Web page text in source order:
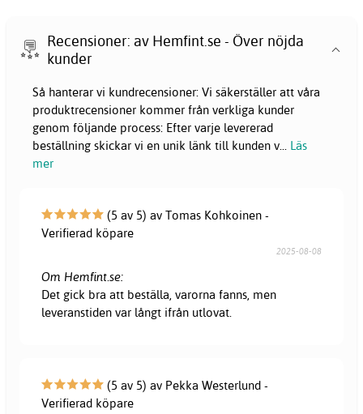
Recensioner: av Hemfint.se - Över nöjda
kunder
Så hanterar vi kundrecensioner: Vi säkerställer att våra
produktrecensioner kommer från verkliga kunder
genom följande process: Efter varje levererad
beställning skickar vi en unik länk till kunden v
Läs
mer
(5 av 5) av Tomas Kohkoinen -
Verifierad köpare
2025-08-08
Om Hemfint.se:
Det gick bra att beställa, varorna fanns, men
leveranstiden var långt ifrån utlovat.
(5 av 5) av Pekka Westerlund -
Verifierad köpare